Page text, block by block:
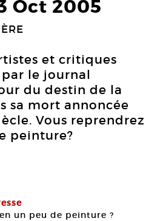
Oct 2005
et critiques
par le journal
du destin de la
sa mort annoncée
Vous reprendrez
peinture?
un peu de peinture ?